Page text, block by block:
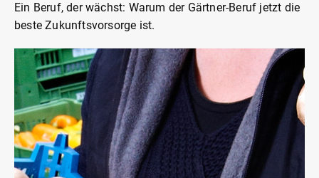
Ein Beruf, der wächst: Warum der Gärtner-Beruf jetzt die
beste Zukunftsvorsorge ist.